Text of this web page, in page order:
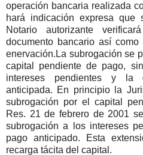
operación bancaria realizada
hará indicación expresa que
Notario autorizante
documento bancario así
enervación.La subrogación se
capital pendiente de pago,
intereses pendientes y la
anticipada. En principio la
subrogación por el capital
Res. 21 de febrero de 2001
subrogación a los intereses
pago anticipado. Esta
recarga tácita del capital.